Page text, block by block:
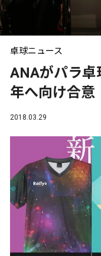
卓球ニュース
ANAがパラ
年へ向け合意
2018.03.29